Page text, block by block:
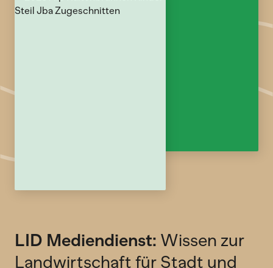
LID Mediendienst: Wissen zur
Landwirtschaft für Stadt und